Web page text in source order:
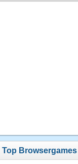
Top Browsergames